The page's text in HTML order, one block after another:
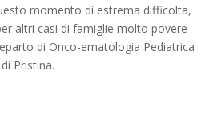
momento di estrema difficolta,
altri casi di famiglie molto povere
di Onco-ematologia Pediatrica
Pristina.